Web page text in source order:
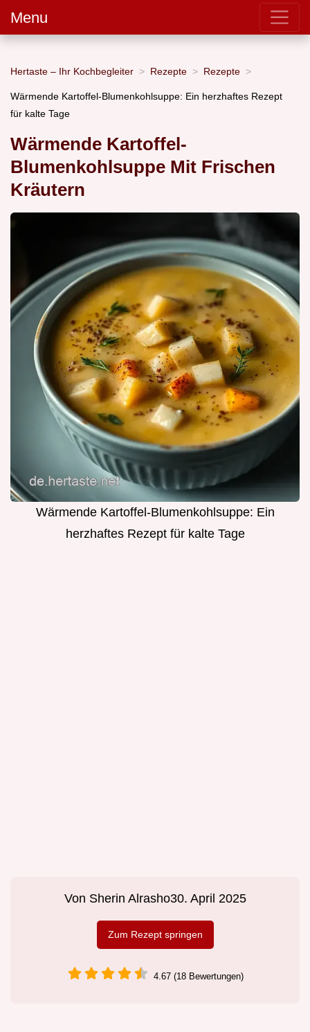
Menu
Hertaste – Ihr Kochbegleiter Rezepte Rezepte
Wärmende Kartoffel-Blumenkohlsuppe: Ein herzhaftes Rezept
für kalte Tage
Wärmende Kartoffel-
Blumenkohlsuppe Mit Frischen
Kräutern
Wärmende Kartoffel-Blumenkohlsuppe: Ein
herzhaftes Rezept für kalte Tage
Von Sherin Alrasho30. April 2025
Zum Rezept springen
4.67 (18 Bewertungen)